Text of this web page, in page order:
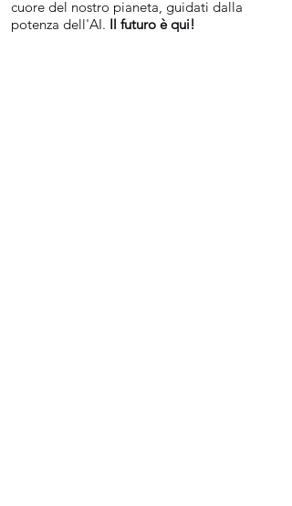
cuore del nostro pianeta, guidati dalla
potenza dell'AI. Il futuro è qui!